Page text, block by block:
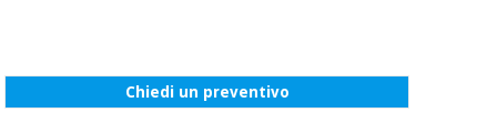
Chiedi un preventivo